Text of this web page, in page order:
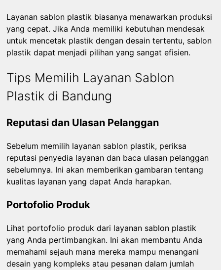
Layanan sablon plastik biasanya menawarkan produksi
yang cepat. Jika Anda memiliki kebutuhan mendesak
untuk mencetak plastik dengan desain tertentu, sablon
plastik dapat menjadi pilihan yang sangat efisien.
Tips Memilih Layanan Sablon
Plastik di Bandung
Reputasi dan Ulasan Pelanggan
Sebelum memilih layanan sablon plastik, periksa
reputasi penyedia layanan dan baca ulasan pelanggan
sebelumnya. Ini akan memberikan gambaran tentang
kualitas layanan yang dapat Anda harapkan.
Portofolio Produk
Lihat portofolio produk dari layanan sablon plastik
yang Anda pertimbangkan. Ini akan membantu Anda
memahami sejauh mana mereka mampu menangani
desain yang kompleks atau pesanan dalam jumlah